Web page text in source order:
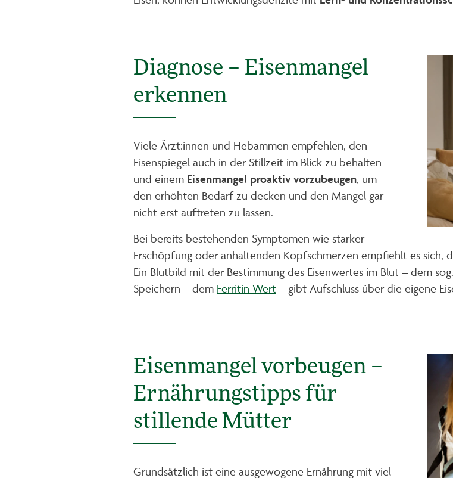
Diagnose – Eisenmangel
erkennen
Viele Ärzt:innen und Hebammen empfehlen, den
Eisenspiegel auch in der Stillzeit im Blick zu behalten
und einem Eisenmangel proaktiv vorzubeugen, um
den erhöhten Bedarf zu decken und den Mangel gar
nicht erst auftreten zu lassen.
Bei bereits bestehenden Symptomen wie starker
Erschöpfung oder anhaltenden Kopfschmerzen empfiehlt es sich,
Ein Blutbild mit der Bestimmung des Eisenwertes im Blut – dem
Speichern – dem Ferritin Wert – gibt Aufschluss über die eigene
Eisenmangel vorbeugen –
Ernährungstipps für
stillende Mütter
Grundsätzlich ist eine ausgewogene Ernährung mit viel